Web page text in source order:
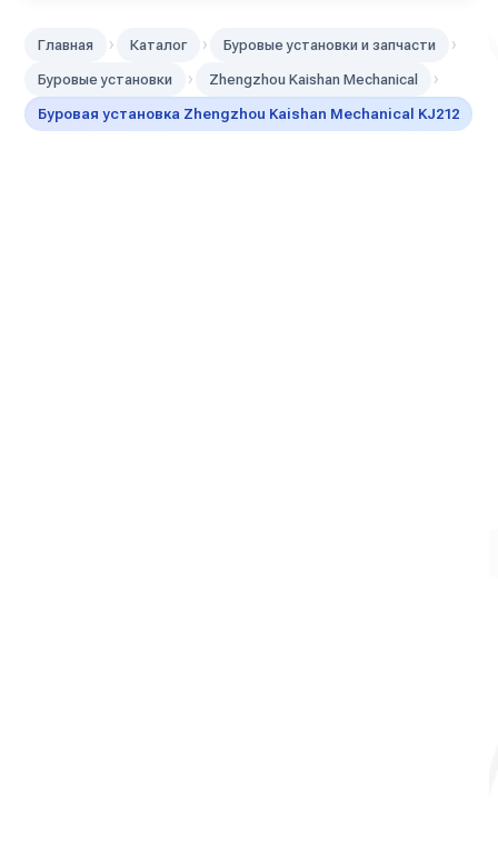
Главная › Каталог › Буровые установки и запчасти ›
Буровые установки › Zhengzhou Kaishan Mechanical ›
Буровая установка Zhengzhou Kaishan Mechanical KJ212